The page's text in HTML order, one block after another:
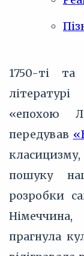
1750-ті
«епохою
передував
пошуку
розробки
прагнула